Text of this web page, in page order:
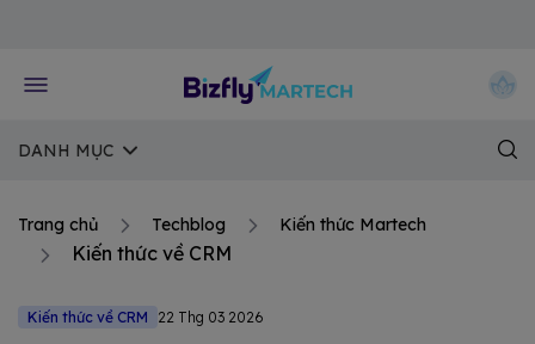
DANH MỤC
Trang chủ Techblog Kiến thức Martech
Kiến thức về CRM
Kiến thức về CRM 22 Thg 03 2026